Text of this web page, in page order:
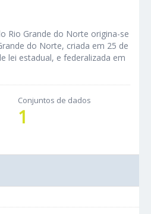
Rio Grande do Norte origina-se
do Norte, criada em 25 de
lei estadual, e federalizada em
Conjuntos de dados
1